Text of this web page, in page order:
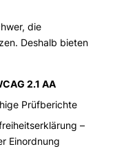
die
Deshalb bieten
2.1 AA
Prüfberichte
–
Einordnung